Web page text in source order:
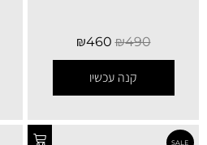
₪490
₪460
קנה עכשיו